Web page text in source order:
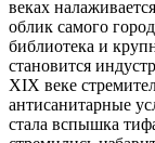
веках
облик самого
библиотека и
становится
XIX веке
антисанитарные
стала вспышка